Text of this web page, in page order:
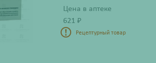
Цена в аптеке
621 ₽
Рецептурный товар